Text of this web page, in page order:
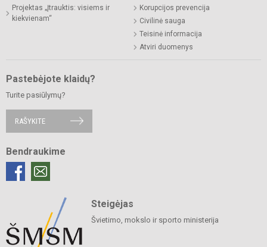
Projektas „Įtrauktis: visiems ir
kiekvienam“
Korupcijos prevencija
Civilinė sauga
Teisinė informacija
Atviri duomenys
Pastebėjote klaidų?
Turite pasiūlymų?
RAŠYKITE
Bendraukime
Steigėjas
Švietimo, mokslo ir sporto ministerija